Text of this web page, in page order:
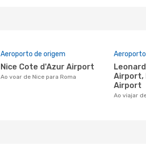
Aeroporto de origem
Nice Cote d'Azur Airport
Ao voar de Nice para Roma
Leonardo da Vinci-Fiumicino
Airport,
Airport
Ao viajar